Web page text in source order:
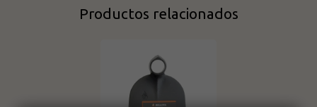
Productos relacionados